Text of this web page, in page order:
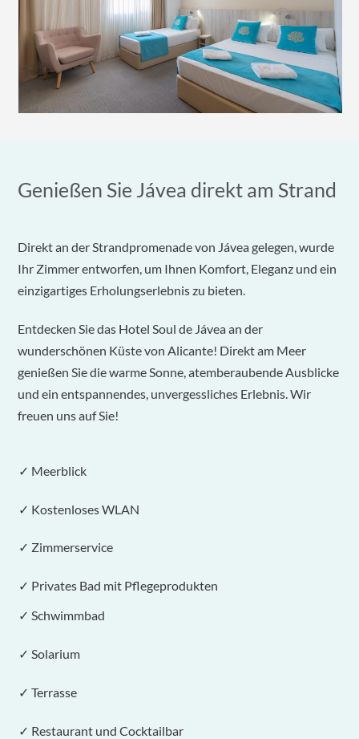
Genießen Sie Jávea direkt am Strand
Direkt an der Strandpromenade von Jávea gelegen, wurde
Ihr Zimmer entworfen, um Ihnen Komfort, Eleganz und ein
einzigartiges Erholungserlebnis zu bieten.
Entdecken Sie das Hotel Soul de Jávea an der
wunderschönen Küste von Alicante! Direkt am Meer
genießen Sie die warme Sonne, atemberaubende Ausblicke
und ein entspannendes, unvergessliches Erlebnis. Wir
freuen uns auf Sie!
✓ Meerblick
✓ Kostenloses WLAN
✓ Zimmerservice
✓ Privates Bad mit Pflegeprodukten
✓ Schwimmbad
✓ Solarium
✓ Terrasse
✓ Restaurant und Cocktailbar